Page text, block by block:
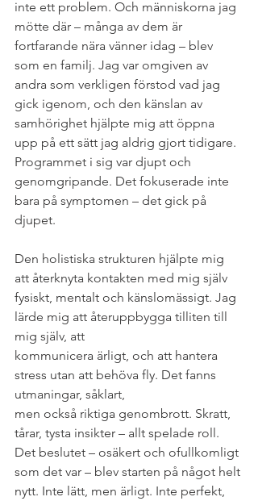
inte ett problem. Och människorna jag
mötte där – många av dem är
fortfarande nära vänner idag – blev
som en familj. Jag var omgiven av
andra som verkligen förstod vad jag
gick igenom, och den känslan av
samhörighet hjälpte mig att öppna
upp på ett sätt jag aldrig gjort tidigare.
Programmet i sig var djupt och
genomgripande. Det fokuserade inte
bara på symptomen – det gick på
djupet.
Den holistiska strukturen hjälpte mig
att återknyta kontakten med mig själv
fysiskt, mentalt och känslomässigt. Jag
lärde mig att återuppbygga tilliten till
mig själv, att
kommunicera ärligt, och att hantera
stress utan att behöva fly. Det fanns
utmaningar, såklart,
men också riktiga genombrott. Skratt,
tårar, tysta insikter – allt spelade roll.
Det beslutet – osäkert och ofullkomligt
som det var – blev starten på något helt
nytt. Inte lätt, men ärligt. Inte perfekt,